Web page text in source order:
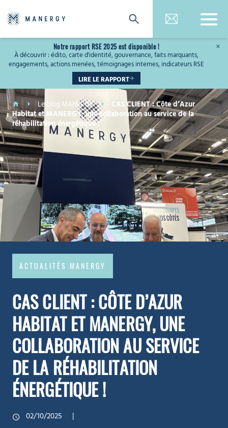
Le blog MANERGY
CAS CLIENT : Côte d’Azur
Habitat et MANERGY, une collaboration au service de la
réhabilitation énergétique !
Notre rapport RSE 2025 est disponible !
À découvrir : édito, carte d'identité, gouvernance, faits marquants,
engagements, actions menées, témoignages internes, indicateurs RSE
LIRE LE RAPPORT
×
ACTUALITÉS MANERGY
CAS CLIENT : CÔTE D’AZUR
HABITAT ET MANERGY, UNE
COLLABORATION AU SERVICE
DE LA RÉHABILITATION
ÉNERGÉTIQUE !
02/10/2025